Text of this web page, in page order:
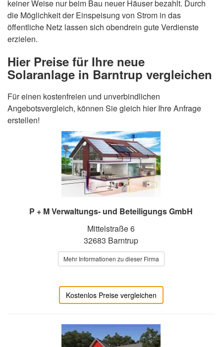
keiner Weise nur beim Bau neuer Häuser bezahlt. Durch
die Möglichkeit der Einspeisung von Strom in das
öffentliche Netz lassen sich obendrein gute Verdienste
erzielen.
Hier Preise für Ihre neue
Solaranlage in Barntrup vergleichen
Für einen kostenfreien und unverbindlichen
Angebotsvergleich, können Sie gleich hier Ihre Anfrage
erstellen!
P + M Verwaltungs- und Beteiligungs GmbH
Mittelstraße 6
32683 Barntrup
Mehr Informationen zu dieser Firma
Kostenlos Preise vergleichen